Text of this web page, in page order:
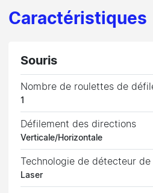
Caractéristiques
Souris
Nombre de roulettes de
1
Défilement des directions
Verticale/Horizontale
Technologie de détecteur de
Laser